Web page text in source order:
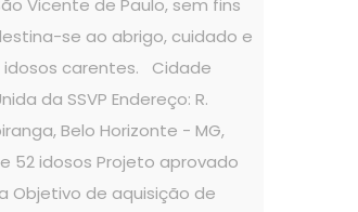
Vicente de Paulo, sem fins
se ao abrigo, cuidado e
idosos carentes. Cidade
da SSVP Endereço: R.
Belo Horizonte - MG,
52 idosos Projeto aprovado
Objetivo de aquisição de